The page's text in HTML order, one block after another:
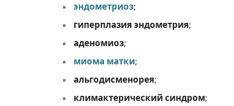
эндометриоз;
гиперплазия эндометрия;
аденомиоз;
миома матки;
альгодисменорея;
климактерический синдром;